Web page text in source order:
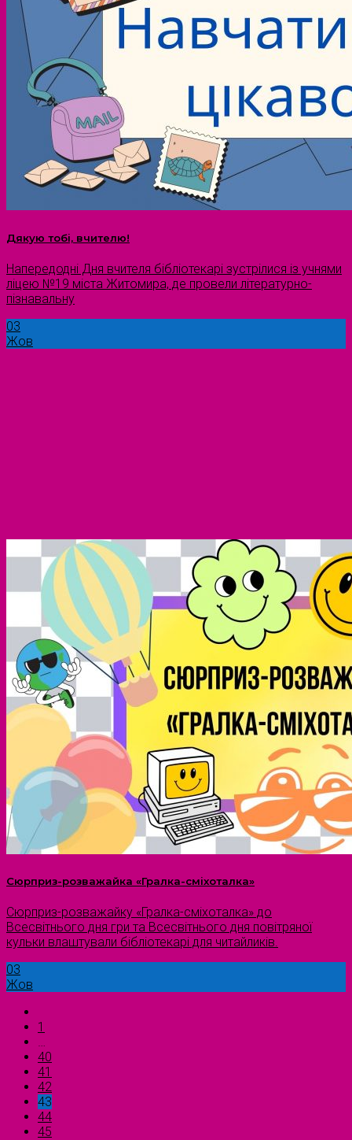
Дякую тобі, вчителю!
Напередодні Дня вчителя бібліотекарі зустрілися із учнями
ліцею №19 міста Житомира, де провели літературно-
пізнавальну
03
Жов
Сюрприз-розважайка «Гралка-сміхоталка»
Сюрприз-розважайку «Гралка-сміхоталка» до
Всесвітнього дня гри та Всесвітнього дня повітряної
кульки влаштували бібліотекарі для читайликів.
03
Жов
1
…
40
41
42
43
44
45